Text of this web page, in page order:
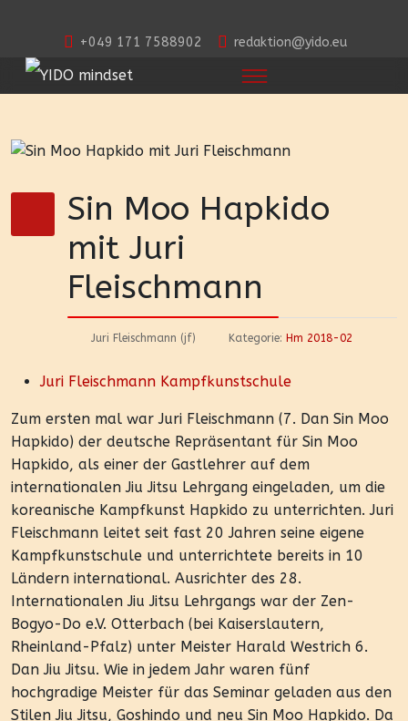
+049 171 7588902 redaktion@yido.eu
Sin Moo Hapkido
mit Juri
Fleischmann
Juri Fleischmann (jf) Kategorie: Hm 2018-02
Juri Fleischmann Kampfkunstschule
Zum ersten mal war Juri Fleischmann (7. Dan Sin Moo
Hapkido) der deutsche Repräsentant für Sin Moo
Hapkido, als einer der Gastlehrer auf dem
internationalen Jiu Jitsu Lehrgang eingeladen, um die
koreanische Kampfkunst Hapkido zu unterrichten. Juri
Fleischmann leitet seit fast 20 Jahren seine eigene
Kampfkunstschule und unterrichtete bereits in 10
Ländern international. Ausrichter des 28.
Internationalen Jiu Jitsu Lehrgangs war der Zen-
Bogyo-Do e.V. Otterbach (bei Kaiserslautern,
Rheinland-Pfalz) unter Meister Harald Westrich 6.
Dan Jiu Jitsu. Wie in jedem Jahr waren fünf
hochgradige Meister für das Seminar geladen aus den
Stilen Jiu Jitsu, Goshindo und neu Sin Moo Hapkido. Da